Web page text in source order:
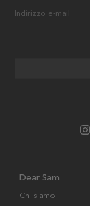
Indirizzo e-mail
Dear Sam
Chi siamo